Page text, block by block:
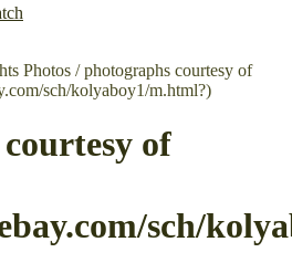
Photos / photographs courtesy of
sch/kolyaboy1/m.html?)
of
sch/